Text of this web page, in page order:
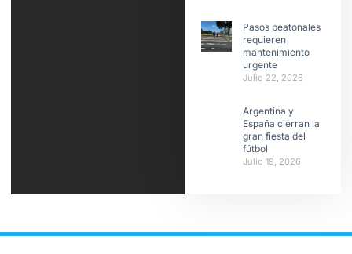
Pasos peatonales
requieren
mantenimiento
urgente
Julio 22, 2026
Argentina y
España cierran la
gran fiesta del
fútbol
Julio 19, 2026